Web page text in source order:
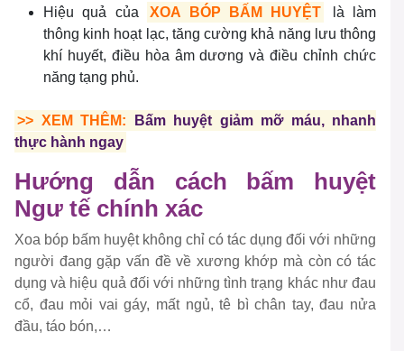
Hiệu quả của
XOA BÓP BẤM HUYỆT
là làm
thông kinh hoạt lạc, tăng cường khả năng lưu thông
khí huyết, điều hòa âm dương và điều chỉnh chức
năng tạng phủ.
>> XEM THÊM:
Bấm huyệt giảm mỡ máu, nhanh
thực hành ngay
Hướng dẫn cách bấm huyệt
Ngư tế chính xác
Xoa bóp bấm huyệt không chỉ có tác dụng đối với những
người đang gặp vấn đề về xương khớp mà còn có tác
dụng và hiệu quả đối với những tình trạng khác như đau
cổ, đau mỏi vai gáy, mất ngủ, tê bì chân tay, đau nửa
đầu, táo bón,…